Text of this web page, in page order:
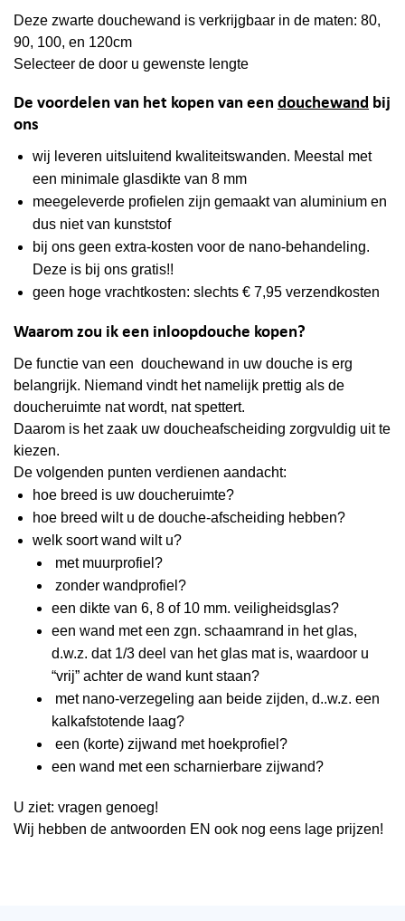
Deze zwarte douchewand is verkrijgbaar in de maten: 80,
90, 100, en 120cm
Selecteer de door u gewenste lengte
De voordelen van het kopen van een douchewand bij
ons
wij leveren uitsluitend kwaliteitswanden. Meestal met
een minimale glasdikte van 8 mm
meegeleverde profielen zijn gemaakt van aluminium en
dus niet van kunststof
bij ons geen extra-kosten voor de nano-behandeling.
Deze is bij ons gratis!!
geen hoge vrachtkosten: slechts € 7,95 verzendkosten
Waarom zou ik een inloopdouche kopen?
De functie van een douchewand in uw douche is erg
belangrijk. Niemand vindt het namelijk prettig als de
doucheruimte nat wordt, nat spettert.
Daarom is het zaak uw doucheafscheiding zorgvuldig uit te
kiezen.
De volgenden punten verdienen aandacht:
hoe breed is uw doucheruimte?
hoe breed wilt u de douche-afscheiding hebben?
welk soort wand wilt u?
met muurprofiel?
zonder wandprofiel?
een dikte van 6, 8 of 10 mm. veiligheidsglas?
een wand met een zgn. schaamrand in het glas,
d.w.z. dat 1/3 deel van het glas mat is, waardoor u
“vrij” achter de wand kunt staan?
met nano-verzegeling aan beide zijden, d..w.z. een
kalkafstotende laag?
een (korte) zijwand met hoekprofiel?
een wand met een scharnierbare zijwand?
U ziet: vragen genoeg!
Wij hebben de antwoorden EN ook nog eens lage prijzen!